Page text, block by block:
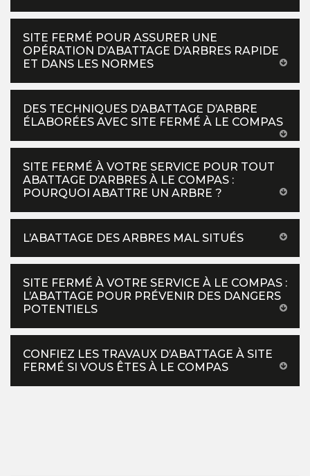
SITE FERMÉ POUR ASSURER UNE
OPÉRATION D’ABATTAGE D’ARBRES RAPIDE
ET DANS LES NORMES
DES TECHNIQUES D’ABATTAGE D’ARBRE
ÉLABORÉES AVEC SITE FERMÉ À LE COMPAS
SITE FERMÉ À VOTRE SERVICE POUR TOUT
ABATTAGE D’ARBRES À LE COMPAS :
POURQUOI ABATTRE UN ARBRE ?
L’ABATTAGE DES ARBRES MAL SITUÉS
SITE FERMÉ À VOTRE SERVICE À LE COMPAS :
L’ABATTAGE POUR PRÉVENIR DES DANGERS
POTENTIELS
CONFIEZ LES TRAVAUX D’ABATTAGE À SITE
FERMÉ SI VOUS ÊTES À LE COMPAS